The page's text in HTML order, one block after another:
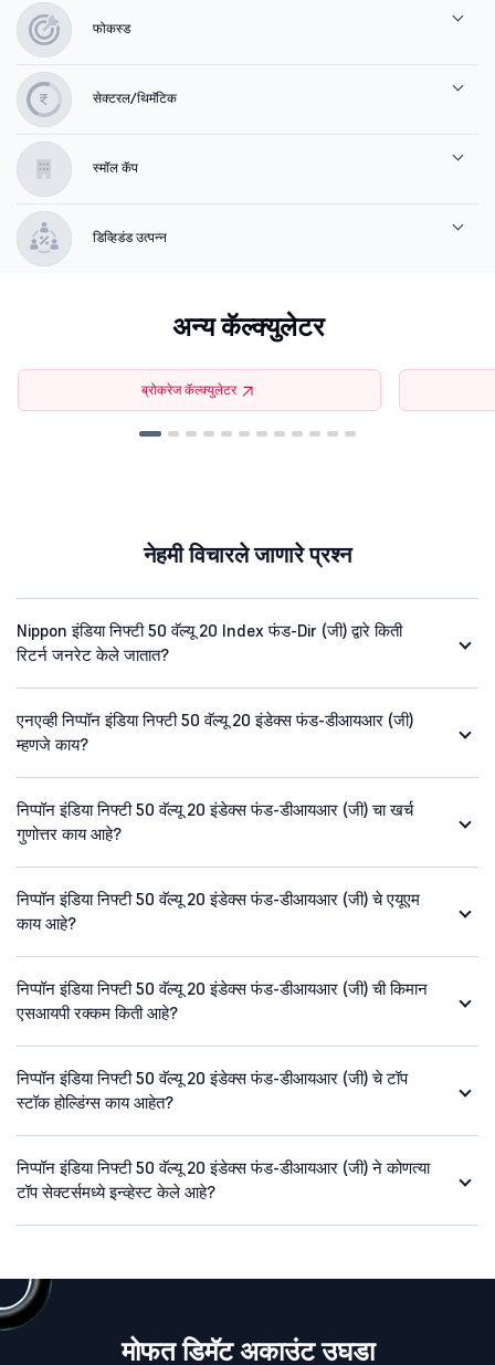
फोकस्ड
सेक्टरल/थिमॅटिक
स्मॉल कॅप
डिव्हिडंड उत्पन्न
अन्य कॅल्क्युलेटर
ब्रोकरेज कॅल्क्युलेटर
नेहमी विचारले जाणारे प्रश्न
Nippon इंडिया निफ्टी 50 वॅल्यू 20 Index फंड-Dir (जी) द्वारे किती
रिटर्न जनरेट केले जातात?
एनएव्ही निप्पॉन इंडिया निफ्टी 50 वॅल्यू 20 इंडेक्स फंड-डीआयआर (जी)
म्हणजे काय?
निप्पॉन इंडिया निफ्टी 50 वॅल्यू 20 इंडेक्स फंड-डीआयआर (जी) चा खर्च
गुणोत्तर काय आहे?
निप्पॉन इंडिया निफ्टी 50 वॅल्यू 20 इंडेक्स फंड-डीआयआर (जी) चे एयूएम
काय आहे?
निप्पॉन इंडिया निफ्टी 50 वॅल्यू 20 इंडेक्स फंड-डीआयआर (जी) ची किमान
एसआयपी रक्कम किती आहे?
निप्पॉन इंडिया निफ्टी 50 वॅल्यू 20 इंडेक्स फंड-डीआयआर (जी) चे टॉप
स्टॉक होल्डिंग्स काय आहेत?
निप्पॉन इंडिया निफ्टी 50 वॅल्यू 20 इंडेक्स फंड-डीआयआर (जी) ने कोणत्या
टॉप सेक्टर्समध्ये इन्व्हेस्ट केले आहे?
मोफत डिमॅट अकाउंट उघडा